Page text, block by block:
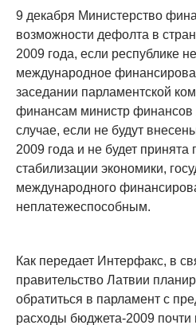
9 декабря Министерство
возможности дефолта в
2009 года, если республике
международное
заседании парламентской
финансам министр финансов
случае, если не будут
2009 года и не будет
стабилизации экономики,
международного
неплатежеспособным.
Как передает Интерфакс, в
правительство Латвии
обратиться в парламент с
расходы бюджета-2009 почти